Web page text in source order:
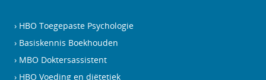
HBO Toegepaste Psychologie
Basiskennis Boekhouden
MBO Doktersassistent
HBO Voeding en diëtetiek